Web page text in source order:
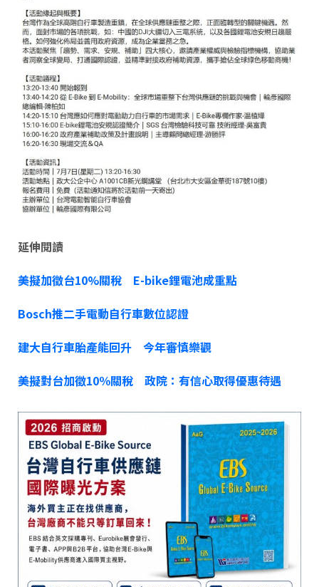
延伸閱讀
美擬加徵台10%關稅 E-bike鋰電池成重點
Bosch推二手電動自行車數位認證
建大自行車胎產能回升 今年審慎樂觀
美擬對台加徵10％關稅 政院：有信心取得優惠待遇